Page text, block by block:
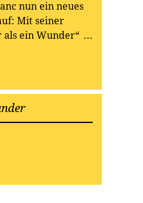
nun ein neues
Mit seiner
als ein Wunder“
des modernen